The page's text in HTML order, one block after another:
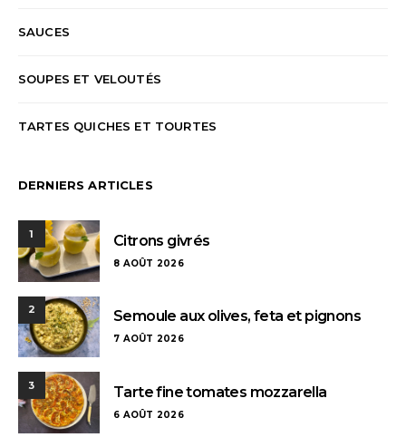
SAUCES
SOUPES ET VELOUTÉS
TARTES QUICHES ET TOURTES
DERNIERS ARTICLES
1 Citrons givrés
8 AOÛT 2026
2 Semoule aux olives, feta et pignons
7 AOÛT 2026
3 Tarte fine tomates mozzarella
6 AOÛT 2026